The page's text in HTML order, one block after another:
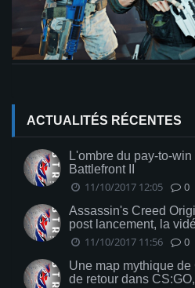
ACTUALITÉS RÉCENTES
L'ombre du pay-to-
Battlefront II
11/10/2017 12:05 0
Assassin's Creed
post lancement, la
11/10/2017 11:56 0
Une map mythique
de retour dans